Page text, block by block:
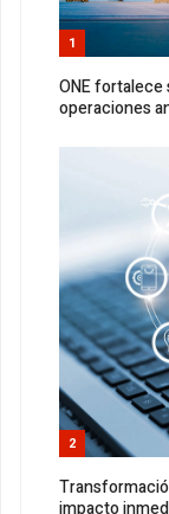
1
ONE fortalece
operaciones
2
impacto